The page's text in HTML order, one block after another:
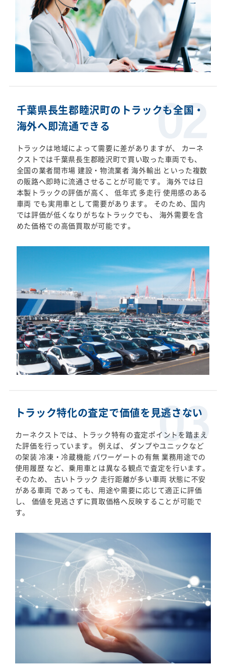
千葉県長生郡睦沢町のトラックも全国・
海外へ即流通できる
トラックは地域によって需要に差がありますが、 カーネ
クストでは千葉県長生郡睦沢町で買い取った車両でも、
全国の業者間市場 建設・物流業者 海外輸出 といった複数
の販路へ即時に流通させることが可能です。 海外では日
本製トラックの評価が高く、 低年式 多走行 使用感のある
車両 でも実用車として需要があります。 そのため、国内
では評価が低くなりがちなトラックでも、 海外需要を含
めた価格での高価買取が可能です。
トラック特化の査定で価値を見逃さない
カーネクストでは、トラック特有の査定ポイントを踏まえ
た評価を行っています。 例えば、 ダンプやユニックなど
の架装 冷凍・冷蔵機能 パワーゲートの有無 業務用途での
使用履歴 など、乗用車とは異なる観点で査定を行います。
そのため、 古いトラック 走行距離が多い車両 状態に不安
がある車両 であっても、用途や需要に応じて適正に評価
し、 価値を見逃さずに買取価格へ反映することが可能で
す。